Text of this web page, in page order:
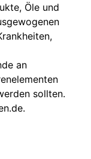
Öle und
an
sollten.